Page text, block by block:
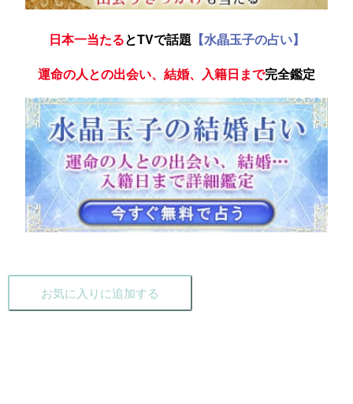
日本一当たるとTVで話題 【水晶玉子の占い】
運命の人との出会い、結婚、入籍日まで完全鑑定
お気に入りに追加する